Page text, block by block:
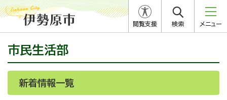
閲覧支援 検索 メニュー
市民生活部
新着情報一覧